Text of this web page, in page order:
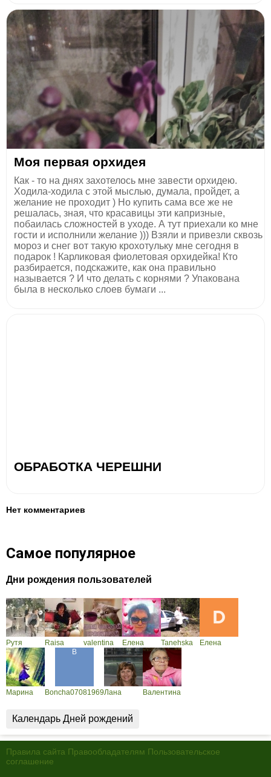
Моя первая орхидея
Как - то на днях захотелось мне завести орхидею.
Ходила-ходила с этой мыслью, думала, пройдет, а
желание не проходит ) Но купить сама все же не
решалась, зная, что красавицы эти капризные,
побаилась сложностей в уходе. А тут приехали ко мне
гости и исполнили желание ))) Взяли и привезли сквозь
мороз и снег вот такую крохотульку мне сегодня в
подарок ! Карликовая фиолетовая орхидейка! Кто
разбирается, подскажите, как она правильно
называется ? И что делать с корнями ? Упакована
была в несколько слоев бумаги ...
ОБРАБОТКА ЧЕРЕШНИ
Нет комментариев
Самое популярное
Дни рождения пользователей
Рутя Raisa valentina Елена Tanehska Елена
Марина Boncha07081969Лана Валентина
Календарь Дней рождений
Правила сайта Правообладателям Пользовательское
соглашение